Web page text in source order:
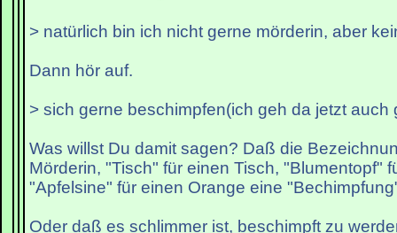
> natürlich bin ich nicht gerne mörderin, aber
Dann hör auf.
> sich gerne beschimpfen(ich geh da jetzt auch
Was willst Du damit sagen? Daß die
Mörderin, "Tisch" für einen Tisch, "Blumentopf"
"Apfelsine" für einen Orange eine
Oder daß es schlimmer ist, beschimpft zu